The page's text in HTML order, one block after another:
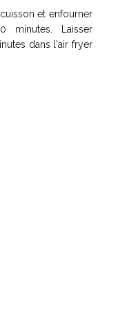
et enfourner
minutes. Laisser
dans l'air fryer